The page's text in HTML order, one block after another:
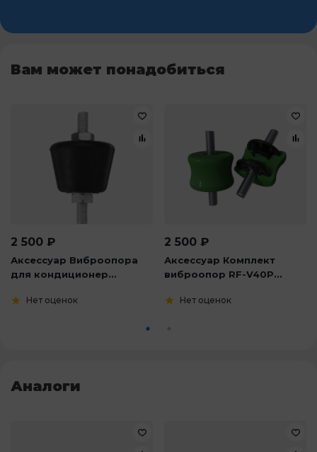
Вам может понадобиться
2 500 ₽
Аксессуар Виброопора
для кондиционер...
Нет оценок
2 500 ₽
Аксессуар Комплект
виброопор RF-V40P...
Нет оценок
Аналоги